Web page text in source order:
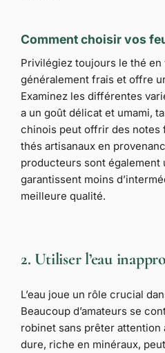
Comment choisir vos
Privilégiez toujours le thé en
généralement frais et offre
Examinez les différentes
a un goût délicat et umami,
chinois peut offrir des notes
thés artisanaux en
producteurs sont
garantissent moins
meilleure qualité.
2. Utiliser l’eau
L’eau joue un rôle crucial
Beaucoup d’amateurs se
robinet sans prêter attention
dure, riche en minéraux,